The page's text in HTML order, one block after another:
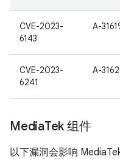
CVE-2023-
6143
A-
CVE-2023-
6241
A-
MediaTek 组件
以下漏洞会影响